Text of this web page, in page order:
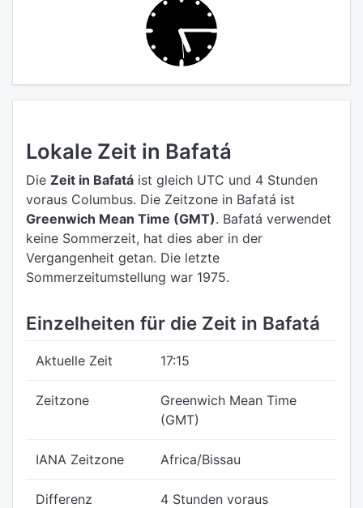
Lokale Zeit in Bafatá
Die Zeit in Bafatá ist gleich UTC und 4 Stunden
voraus Columbus. Die Zeitzone in Bafatá ist
Greenwich Mean Time (GMT). Bafatá verwendet
keine Sommerzeit, hat dies aber in der
Vergangenheit getan. Die letzte
Sommerzeitumstellung war 1975.
Einzelheiten für die Zeit in Bafatá
Aktuelle Zeit 17:15
Zeitzone
Greenwich Mean Time
(GMT)
IANA Zeitzone Africa/Bissau
Differenz
4 Stunden voraus